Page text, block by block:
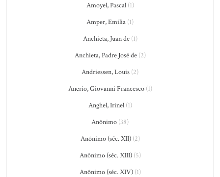
Amoyel, Pascal(1)
Amper, Emilia (1)
Anchieta, Juan de(1)
Anchieta, Padre José de(2)
Andriessen, Louis (2)
Anerio, Giovanni Francesco(1)
Anghel, Irinel(1)
Anônimo (38)
Anônimo (séc. XII)(2)
Anônimo (séc. XIII)(5)
Anônimo (séc. XIV)(1)